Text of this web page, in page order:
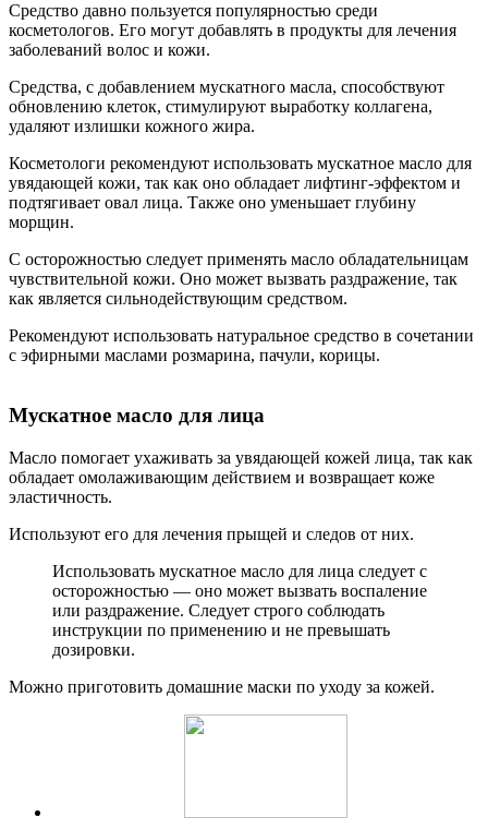
Средство давно пользуется популярностью среди
косметологов. Его могут добавлять в продукты для лечения
заболеваний волос и кожи.
Средства, с добавлением мускатного масла, способствуют
обновлению клеток, стимулируют выработку коллагена,
удаляют излишки кожного жира.
Косметологи рекомендуют использовать мускатное масло для
увядающей кожи, так как оно обладает лифтинг-эффектом и
подтягивает овал лица. Также оно уменьшает глубину
морщин.
С осторожностью следует применять масло обладательницам
чувствительной кожи. Оно может вызвать раздражение, так
как является сильнодействующим средством.
Рекомендуют использовать натуральное средство в сочетании
с эфирными маслами розмарина, пачули, корицы.
Мускатное масло для лица
Масло помогает ухаживать за увядающей кожей лица, так как
обладает омолаживающим действием и возвращает коже
эластичность.
Используют его для лечения прыщей и следов от них.
Использовать мускатное масло для лица следует с
осторожностью — оно может вызвать воспаление
или раздражение. Следует строго соблюдать
инструкции по применению и не превышать
дозировки.
Можно приготовить домашние маски по уходу за кожей.